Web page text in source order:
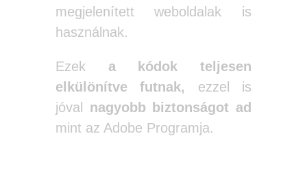
megjelenített weboldalak is
használnak.
Ezek a kódok teljesen
elkülönítve futnak,
ezzel is
jóval nagyobb biztonságot ad
mint az Adobe Programja.